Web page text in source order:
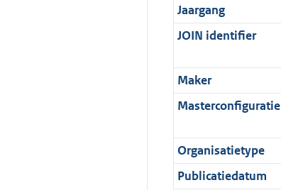
t
i
i
n
f
r
m
a
:
3
3
b
a
t
e
i
n
o
r
m
e
:
n
e
e
n
d
Jaargang
JOIN identifier
Maker
Masterconfiguratie
Organisatietype
Publicatiedatum